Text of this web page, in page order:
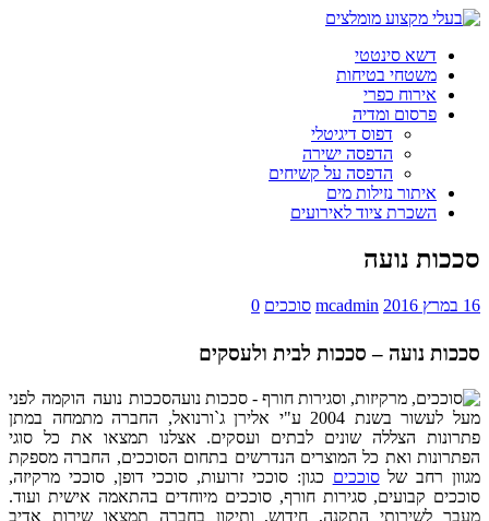
דשא סינטטי
משטחי בטיחות
אירוח כפרי
פרסום ומדיה
דפוס דיגיטלי
הדפסה ישירה
הדפסה על קשיחים
איתור נזילות מים
השכרת ציוד לאירועים
סככות נועה
16 במרץ 2016 mcadmin סוככים 0
סככות נועה – סככות לבית ולעסקים
סככות נועה הוקמה לפני
מעל לעשור בשנת 2004 ע"י אלירן ג`ורנואל, החברה מתמחה במתן
פתרונות הצללה שונים לבתים ועסקים. אצלנו תמצאו את כל סוגי
הפתרונות ואת כל המוצרים הנדרשים בתחום הסוככים, החברה מספקת
מגוון רחב שלסוככים כגון: סוככי זרועות, סוככי דופן, סוככי מרקיזה,
סוככים קבועים, סגירות חורף, סוככים מיוחדים בהתאמה אישית ועוד.
מעבר לשירותי התקנה, חידוש, ותיקון בחברה תמצאו שירות אדיב